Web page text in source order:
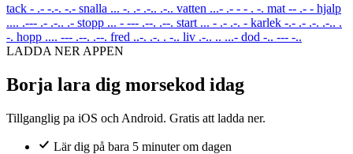
tack - .- -.-. -.- snalla ... -. .- .-.. .-.. vatten ...- .- - - . -. mat -- .- - hjalp
.... .--- .- .-.. .- stopp ... - --- .--. .--. start ... - .- .-. - karlek -.- .- .-. .-.. .
-. hopp .... --- .--. .--. fred ..-. .-. . -.. liv .-.. .. ...- dod -.. --- -..
LADDA NER APPEN
Borja lara dig morsekod idag
Tillganglig pa iOS och Android. Gratis att ladda ner.
Lär dig på bara 5 minuter om dagen